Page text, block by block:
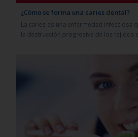
¿Cómo se forma una caries dental?
La caries es una enfermedad infecciosa
la destrucción progresiva de los tejidos